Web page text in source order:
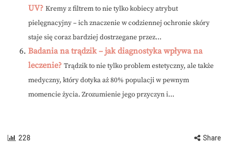
UV? Kremy z filtrem to nie tylko kobiecy atrybut
pielęgnacyjny – ich znaczenie w codziennej ochronie skóry
staje się coraz bardziej dostrzegane przez...
Badania na trądzik – jak diagnostyka wpływa na
leczenie? Trądzik to nie tylko problem estetyczny, ale także
medyczny, który dotyka aż 80% populacji w pewnym
momencie życia. Zrozumienie jego przyczyn i...
228 Share